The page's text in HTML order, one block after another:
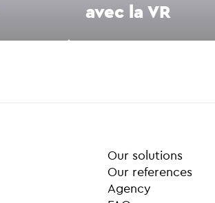
avec la VR
Our solutions
Our references
Agency